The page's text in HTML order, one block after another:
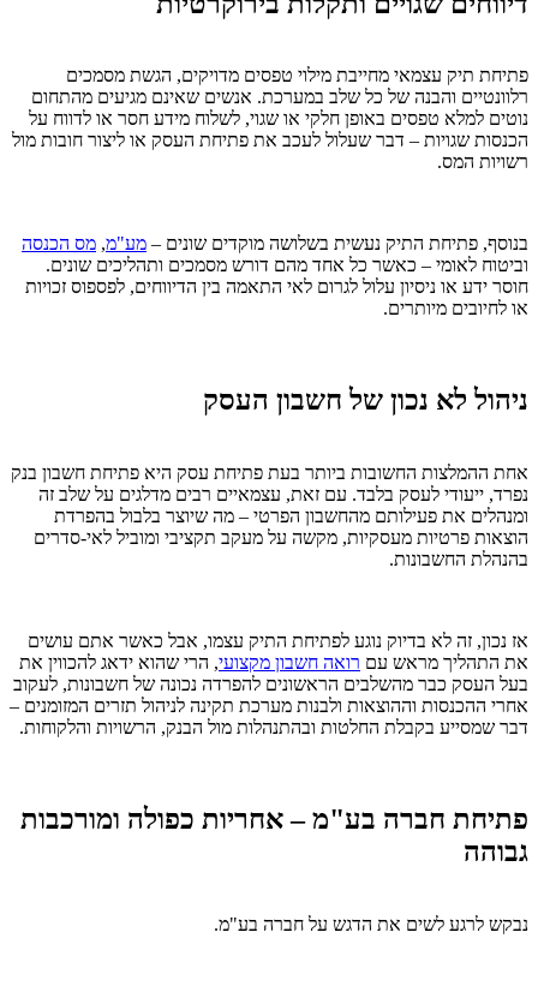
פתיחת תיק עצמאי מחייבת מילוי טפסים מדויקים, הגשת מסמכים
רלוונטיים והבנה של כל שלב במערכת. אנשים שאינם מגיעים מהתחום
נוטים למלא טפסים באופן חלקי או שגוי, לשלוח מידע חסר או לדווח על
הכנסות שגויות – דבר שעלול לעכב את פתיחת העסק או ליצור חובות מול
רשויות המס.
בנוסף, פתיחת התיק נעשית בשלושה מוקדים שונים – מע"מ, מס הכנסה
וביטוח לאומי – כאשר כל אחד מהם דורש מסמכים ותהליכים שונים.
חוסר ידע או ניסיון עלול לגרום לאי התאמה בין הדיווחים, לפספוס זכויות
או לחיובים מיותרים.
ניהול לא נכון של חשבון העסק
אחת ההמלצות החשובות ביותר בעת פתיחת עסק היא פתיחת חשבון בנק
נפרד, ייעודי לעסק בלבד. עם זאת, עצמאיים רבים מדלגים על שלב זה
ומנהלים את פעילותם מהחשבון הפרטי – מה שיוצר בלבול בהפרדת
הוצאות פרטיות מעסקיות, מקשה על מעקב תקציבי ומוביל לאי-סדרים
בהנהלת החשבונות.
אז נכון, זה לא בדיוק נוגע לפתיחת התיק עצמו, אבל כאשר אתם עושים
את התהליך מראש עם רואה חשבון מקצועי, הרי שהוא ידאג להכווין את
בעל העסק כבר מהשלבים הראשונים להפרדה נכונה של חשבונות, לעקוב
אחרי ההכנסות וההוצאות ולבנות מערכת תקינה לניהול תזרים המזומנים –
דבר שמסייע בקבלת החלטות ובהתנהלות מול הבנק, הרשויות והלקוחות.
פתיחת חברה בע"מ – אחריות כפולה ומורכבות
גבוהה
נבקש לרגע לשים את הדגש על חברה בע"מ.